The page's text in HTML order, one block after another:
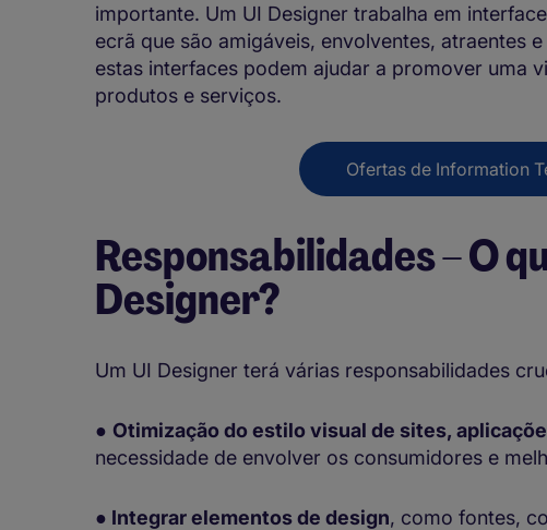
importante. Um UI Designer trabalha em
ecrã que são amigáveis, envolventes, atraentes
estas interfaces podem ajudar a promover uma
produtos e serviços.
Ofertas de Information
Responsabilidades – O
Designer?
Um UI Designer terá várias responsabilidades
● Otimização do estilo visual de sites,
necessidade de envolver os consumidores e
● Integrar elementos de design, como fontes,